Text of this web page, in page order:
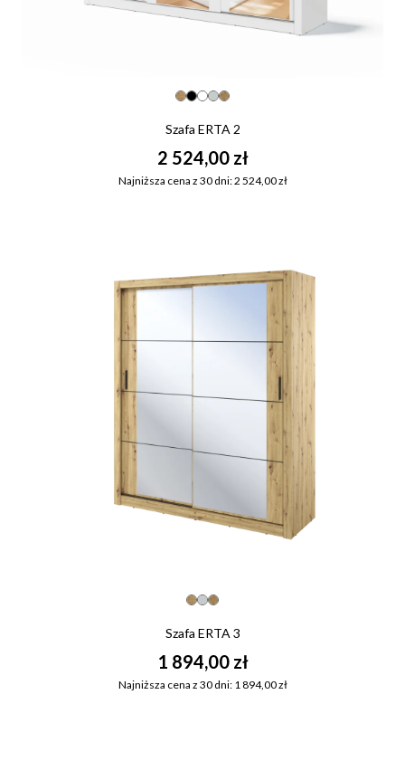
Szafa ERTA 2
2 524,00 zł
Najniższa cena z 30 dni: 2 524,00 zł
Szafa ERTA 3
1 894,00 zł
Najniższa cena z 30 dni: 1 894,00 zł